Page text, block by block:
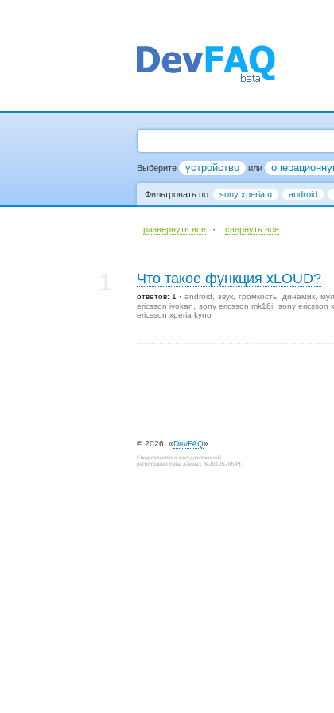
Выберите устройство или
Фильтровать по: sony xperia u android
развернуть все · cвернуть все
Что такое функция xLOUD?
ответов: 1 android звук громкость динамик
ericsson iyokan
sony ericsson mk16i sony ericsson
ericsson xperia kyno
© 2026, «DevFAQ».
Свидетельство о государственной
регистрации базы данных №2012620649.